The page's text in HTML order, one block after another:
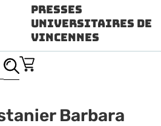
Presses
Universitaires de
Vincennes
Barbara